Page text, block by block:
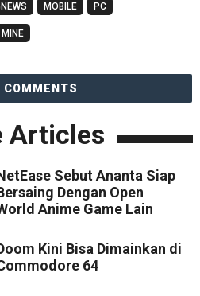
MOBILE PC
COMMENTS
Articles
Sebut Ananta Siap
Dengan Open
Anime Game Lain
Kini Bisa Dimainkan di
64